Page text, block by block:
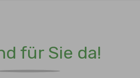
für Sie da!